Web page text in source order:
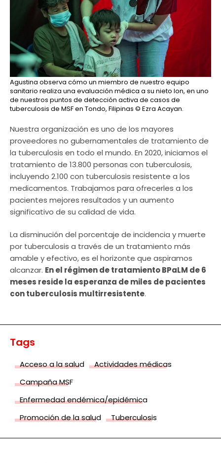
Agustina observa cómo un miembro de nuestro equipo
sanitario realiza una evaluación médica a su nieto Ion, en uno
de nuestros puntos de detección activa de casos de
tuberculosis de MSF en Tondo, Filipinas © Ezra Acayan.
Nuestra organización es uno de los mayores
proveedores no gubernamentales de tratamiento de
la tuberculosis en todo el mundo. En 2020, iniciamos el
tratamiento de 13.800 personas con tuberculosis,
incluyendo 2.100 con tuberculosis resistente a los
medicamentos. Trabajamos para ofrecerles a los
pacientes mejores resultados y un aumento
significativo de su calidad de vida.
La disminución del porcentaje de incidencia y muerte
por tuberculosis a través de un tratamiento más
amable y efectivo, es el horizonte que aspiramos
alcanzar. En el régimen de tratamiento BPaLM de 6
meses reside la esperanza de miles de pacientes
con tuberculosis multirresistente.
Tags
Acceso a la salud
Actividades médicas
Campaña MSF
Enfermedad endémica/epidémica
Promoción de la salud
Tuberculosis